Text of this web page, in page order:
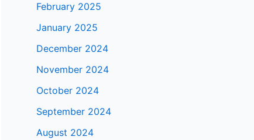
February 2025
January 2025
December 2024
November 2024
October 2024
September 2024
August 2024